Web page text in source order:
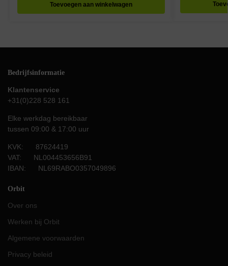
Toevoegen aan winkelwagen
Bedrijfsinformatie
Klantenservice
+31(0)228 528 161
Elke werkdag bereikbaar
tussen 09:00 & 17:00 uur
KVK: 87624419
VAT: NL004453656B91
IBAN: NL69RABO0357049896
Orbit
Over ons
Werken bij Orbit
Algemene voorwaarden
Privacy beleid